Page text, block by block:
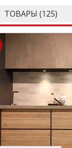
ТОВАРЫ (125)